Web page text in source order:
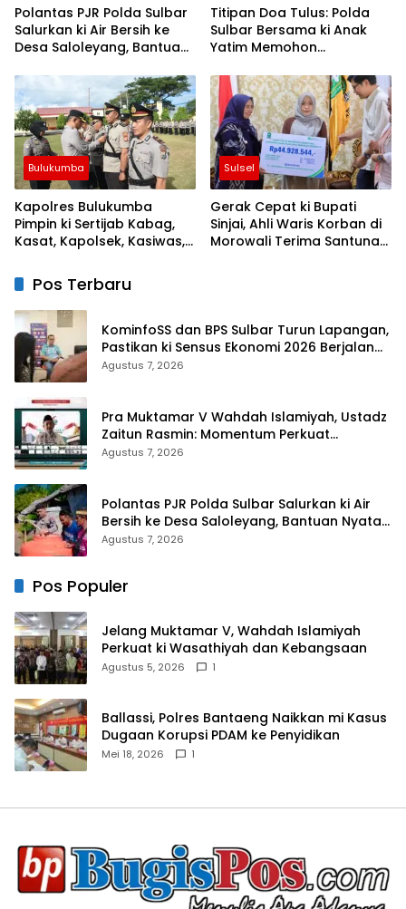
Polantas PJR Polda Sulbar
Salurkan ki Air Bersih ke
Desa Saloleyang, Bantuan
Kemarau
Titipan Doa Tulus: Polda
Sulbar Bersama ki Anak
Yatim Memohon
Negeri
Bulukumba
Kapolres Bulukumba
Pimpin ki Sertijab Kabag,
Kasat, Kapolsek, Kasiwas,
Sulsel
Gerak Cepat ki Bupati
Sinjai, Ahli Waris Korban di
Morowali Terima Santunan
Pos Terbaru
KominfoSS dan BPS Sulbar Turun Lapangan,
Pastikan ki Sensus Ekonomi 2026 Berjalan
Nyaman dan Akurat
Agustus 7, 2026
Pra Muktamar V Wahdah Islamiyah, Ustadz
Zaitun Rasmin: Momentum Perkuat
Konsolidasi dan Evaluasi Perjalanan
Agustus 7, 2026
Polantas PJR Polda Sulbar Salurkan ki Air
Bersih ke Desa Saloleyang, Bantuan Nyata
di Tengah Musim Kemarau
Agustus 7, 2026
Pos Populer
Jelang Muktamar V, Wahdah Islamiyah
Perkuat ki Wasathiyah dan Kebangsaan
Agustus 5, 2026 1
Ballassi, Polres Bantaeng Naikkan mi Kasus
Dugaan Korupsi PDAM ke Penyidikan
Mei 18, 2026 1